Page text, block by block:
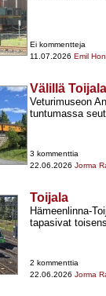
Ei kommentteja
11.07.2026 Emil
Välillä
Veturimuseon
tuntumassa
3 kommenttia
22.06.2026 Jorma
Toijala
Hämeenlinna-​
tapasivat
2 kommenttia
22.06.2026 Jorma